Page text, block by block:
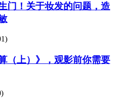
门！关于妆发的问题，造
（上）》，观影前你需要